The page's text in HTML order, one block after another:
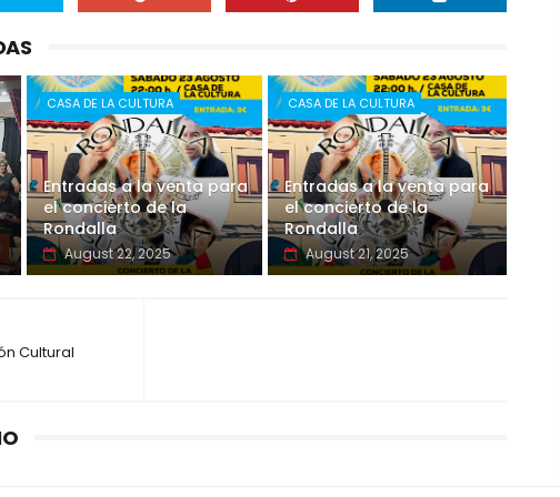
CASA DE LA CULTURA
Entradas a la venta para
el concierto de la
Rondalla
August 22, 2025
CASA DE LA CULTURA
Entradas a la venta para
el concierto de la
Rondalla
August 21, 2025
Cultural